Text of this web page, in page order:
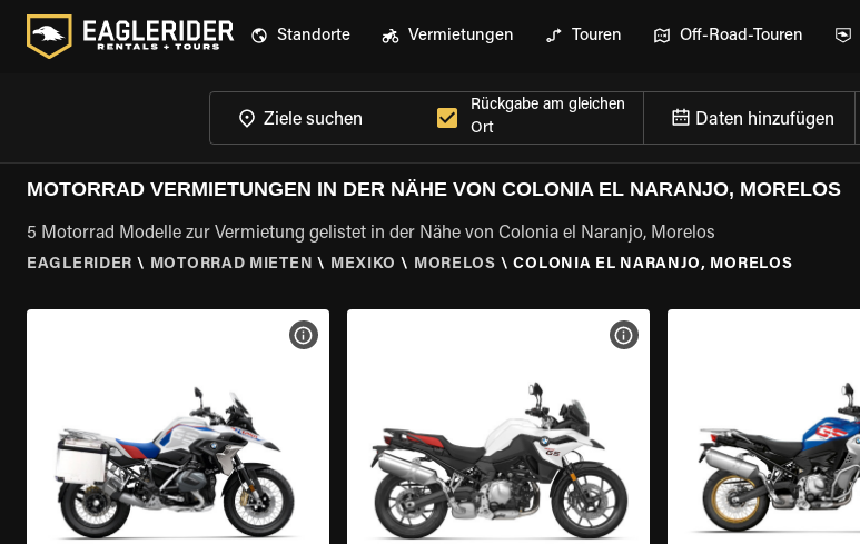
Standorte Vermietungen Touren Off-Road-Touren
Rückgabe am gleichen
Ort
Daten hinzufügen
MOTORRAD VERMIETUNGEN IN DER NÄHE VON COLONIA EL NARANJO, MORELOS
5 Motorrad Modelle zur Vermietung gelistet in der Nähe von Colonia el Naranjo, Morelos
EAGLERIDER \ MOTORRAD MIETEN \ MEXIKO \ MORELOS \ COLONIA EL NARANJO, MORELOS
MOTORRAD-DETAILS ANZEIGEN MOTORRAD-DETAILS ANZEIGEN